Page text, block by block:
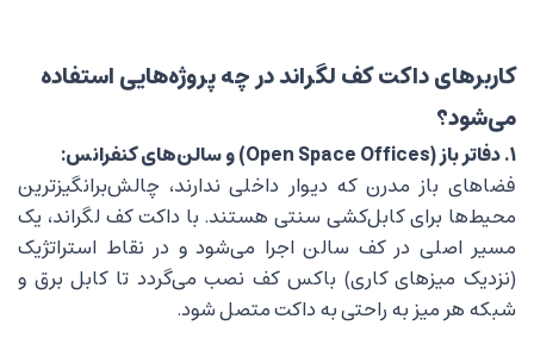
کاربرهای داکت کف لگراند در چه پروژه‌هایی استفاده
می‌شود؟
۱. دفاتر باز (Open Space Offices) و سالن‌های کنفرانس:
فضاهای باز مدرن که دیوار داخلی ندارند، چالش‌برانگیزترین
محیط‌ها برای کابل‌کشی سنتی هستند. با داکت کف لگراند، یک
مسیر اصلی در کف سالن اجرا می‌شود و در نقاط استراتژیک
(نزدیک میزهای کاری) باکس کف نصب می‌گردد تا کابل برق و
شبکه هر میز به راحتی به داکت متصل شود.